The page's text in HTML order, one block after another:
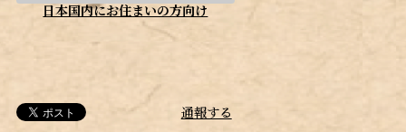
日本国内にお住まいの方向け
通報する